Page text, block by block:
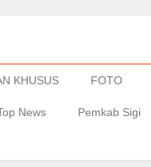
KHUSUS FOTO
News Pemkab Sigi